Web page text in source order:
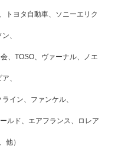
トヨタ自動車、ソニーエリク
ン、
、TOSO、ヴァーナル、ノエ
ア、
イン、ファンケル、
ルド、エアフランス、ロレア
他）